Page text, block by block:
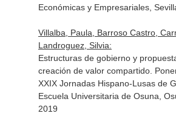
Económicas y Empresariales,
Villalba, Paula, Barroso Castro,
Landroguez, Silvia:
Estructuras de gobierno y
creación de valor compartido.
XXIX Jornadas Hispano-Lusas de
Escuela Universitaria de Osuna,
2019